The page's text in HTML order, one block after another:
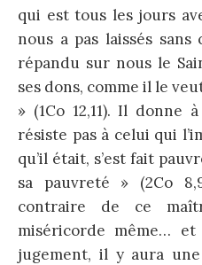
qui est tous les jours
nous a pas laissés sans
répandu sur nous le
ses dons, comme il le
» (1Co 12,11). Il donne
résiste pas à celui qui
qu’il était, s’est fait
sa pauvreté » (2Co
contraire de ce
miséricorde même…
jugement, il y aura